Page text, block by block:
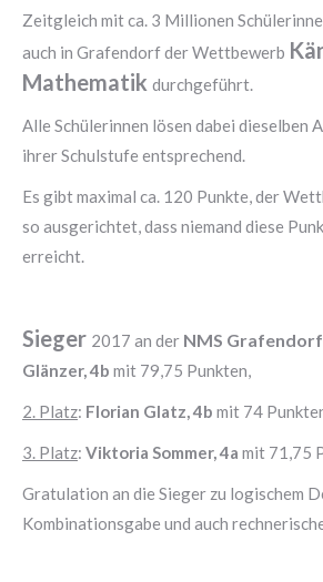
Zeitgleich mit ca. 3 Millionen
auch in Grafendorf der Wettbewerb
Mathematik durchgeführt.
Alle Schülerinnen lösen dabei dieselben
ihrer Schulstufe entsprechend.
Es gibt maximal ca. 120 Punkte, der
so ausgerichtet, dass niemand diese
erreicht.
Sieger 2017 an der NMS Grafendorf
Glänzer, 4b mit 79,75 Punkten,
2. Platz: Florian Glatz, 4b mit 74
3. Platz: Viktoria Sommer, 4a mit 71,75
Gratulation an die Sieger zu logischem
Kombinationsgabe und auch